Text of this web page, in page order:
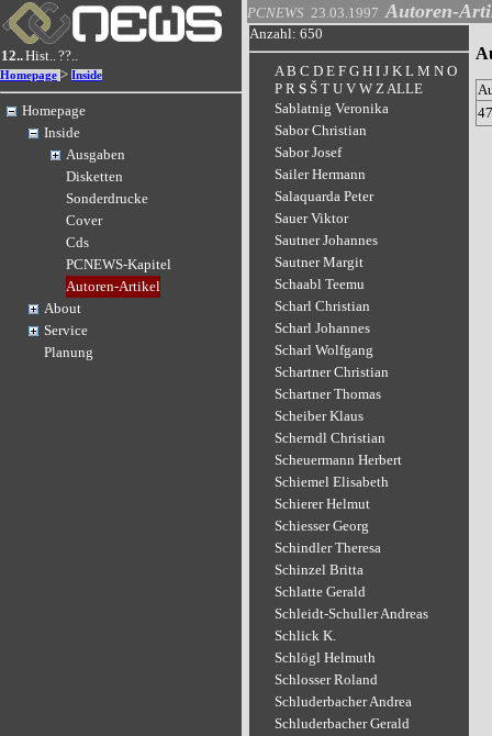
12..Hist..??..
Homepage > Inside
Homepage
Inside
Ausgaben
Disketten
Sonderdrucke
Cover
Cds
PCNEWS-Kapitel
Autoren-Artikel
About
Service
Planung
PCNEWS 23.03.1997 Autoren-
Anzahl: 650
A B C D E F G H I J K L M N O
P R S Š T U V W ZALLE
Sablatnig Veronika
Sabor Christian
Sabor Josef
Sailer Hermann
Salaquarda Peter
Sauer Viktor
Sautner Johannes
Sautner Margit
Schaabl Teemu
Scharl Christian
Scharl Johannes
Scharl Wolfgang
Schartner Christian
Schartner Thomas
Scheiber Klaus
Scherndl Christian
Scheuermann Herbert
Schiemel Elisabeth
Schierer Helmut
Schiesser Georg
Schindler Theresa
Schinzel Britta
Schlatte Gerald
Schleidt-Schuller Andreas
Schlick K.
Schlögl Helmuth
Schlosser Roland
Schluderbacher Andrea
Schluderbacher Gerald
47